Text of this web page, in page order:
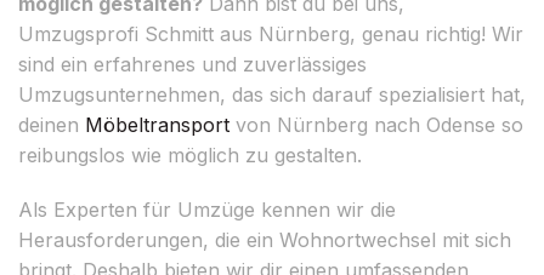
Umzugsprofi Schmitt aus Nürnberg, genau richtig! Wir
sind ein erfahrenes und zuverlässiges
Umzugsunternehmen, das sich darauf spezialisiert hat,
deinen Möbeltransport von Nürnberg nach Odense so
reibungslos wie möglich zu gestalten.
Als Experten für Umzüge kennen wir die
Herausforderungen, die ein Wohnortwechsel mit sich
bringt. Deshalb bieten wir dir einen umfassenden